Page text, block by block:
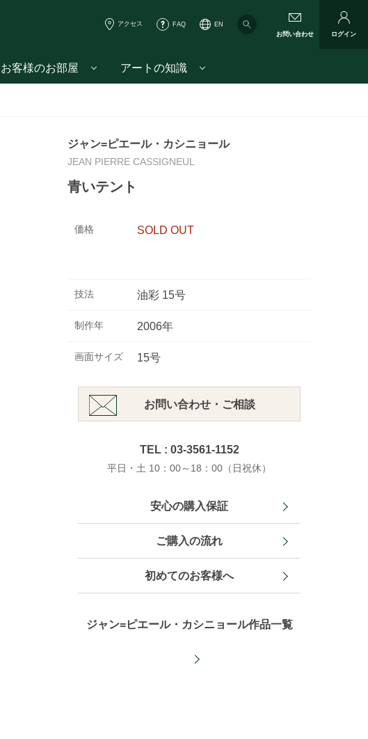
アクセス FAQ
EN
お問い合わせ
ログイン
お客様のお部屋 アートの知識
ジャン=ピエール・カシニョール
JEAN PIERRE CASSIGNEUL
青いテント
価格 SOLD OUT
技法 油彩 15号
制作年 2006年
画面サイズ 15号
お問い合わせ・ご相談
TEL : 03-3561-1152
平日・土 10：00～18：00（日祝休）
安心の購入保証
ご購入の流れ
初めてのお客様へ
ジャン=ピエール・カシニョール作品一覧